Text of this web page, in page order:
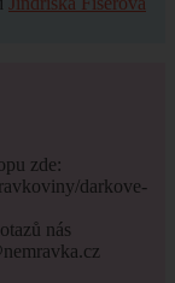
zde:
darkove-
nás